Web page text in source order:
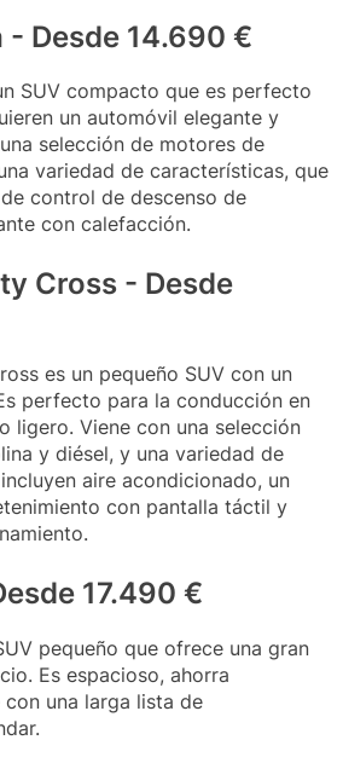
- Desde 14.690 €
SUV compacto que es perfecto
un automóvil elegante y
selección de motores de
variedad de características, que
control de descenso de
con calefacción.
Cross - Desde
es un pequeño SUV con un
perfecto para la conducción en
ligero. Viene con una selección
y diésel, y una variedad de
aire acondicionado, un
con pantalla táctil y
17.490 €
pequeño que ofrece una gran
Es espacioso, ahorra
una larga lista de